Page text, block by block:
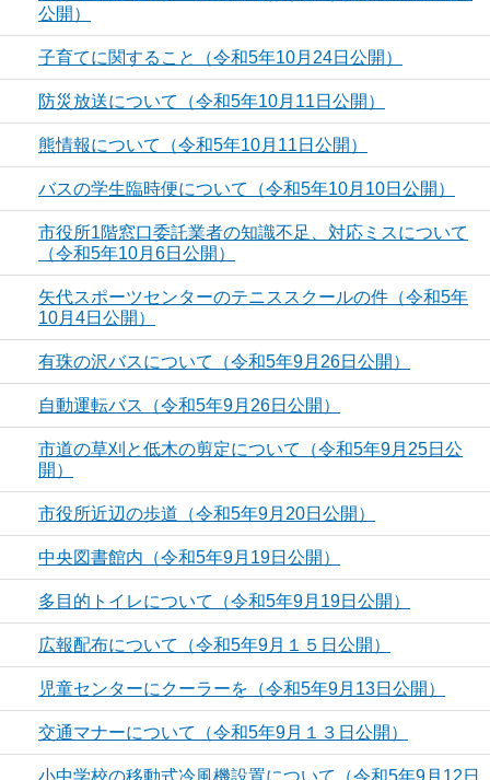
公開）
子育てに関すること（令和5年10月24日公開）
防災放送について（令和5年10月11日公開）
熊情報について（令和5年10月11日公開）
バスの学生臨時便について（令和5年10月10日公開）
市役所1階窓口委託業者の知識不足、対応ミスについて
（令和5年10月6日公開）
矢代スポーツセンターのテニススクールの件（令和5年
10月4日公開）
有珠の沢バスについて（令和5年9月26日公開）
自動運転バス（令和5年9月26日公開）
市道の草刈と低木の剪定について（令和5年9月25日公
開）
市役所近辺の歩道（令和5年9月20日公開）
中央図書館内（令和5年9月19日公開）
多目的トイレについて（令和5年9月19日公開）
広報配布について（令和5年9月１５日公開）
児童センターにクーラーを（令和5年9月13日公開）
交通マナーについて（令和5年9月１３日公開）
小中学校の移動式冷風機設置について（令和5年9月12日